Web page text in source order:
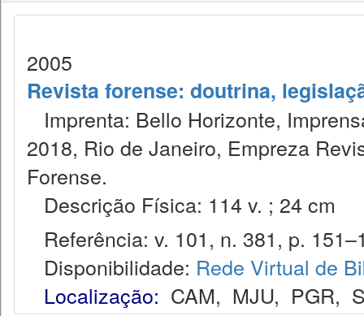
2005
Revista forense: doutrina,
Imprenta: Bello Horizonte,
2018, Rio de Janeiro, Empreza
Forense.
Descrição Física: 114 v. ; 24 cm
Referência: v. 101, n. 381, p.
Disponibilidade: Rede Virtual de
Localização: CAM, MJU, PGR,